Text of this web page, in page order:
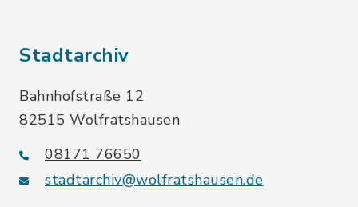
Stadtarchiv
Bahnhofstraße 12
82515 Wolfratshausen
08171 76650
stadtarchiv@wolfratshausen.de